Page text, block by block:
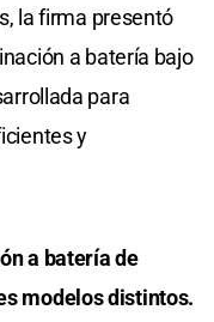
la firma presentó
a batería bajo
para
y
a batería de
modelos distintos.